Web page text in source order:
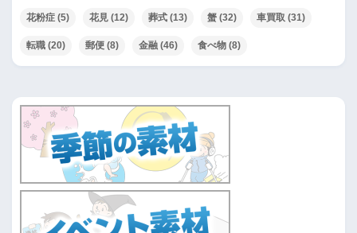
花粉症 (5) 花見 (12) 葬式 (13) 蟹 (32) 車買取 (31)
転職 (20) 郵便 (8) 金融 (46) 食べ物 (8)